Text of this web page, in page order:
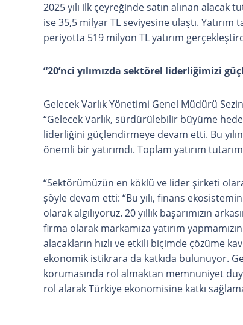
2025 yılı ilk çeyreğinde satın alınan alacak
ise 35,5 milyar TL seviyesine ulaştı.
periyotta 519 milyon TL yatırım
“20’nci yılımızda sektörel liderliğimizi
Gelecek Varlık Yönetimi Genel Müdürü
“Gelecek Varlık, sürdürülebilir büyüme
liderliğini güçlendirmeye devam etti. Bu
önemli bir yatırımdı. Toplam yatırım
“Sektörümüzün en köklü ve lider şirketi
şöyle devam etti: “Bu yılı, finans
olarak algılıyoruz. 20 yıllık başarımızın
firma olarak markamıza yatırım
alacakların hızlı ve etkili biçimde çözüme
ekonomik istikrara da katkıda bulunuyor.
korumasında rol almaktan memnuniyet
rol alarak Türkiye ekonomisine katkı